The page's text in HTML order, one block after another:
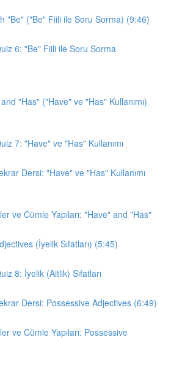
"Be" ("Be" Fiili ile Soru Sorma) (9:46)
6: "Be" Fiili ile Soru Sorma
"Has" ("Have" ve "Has" Kullanımı)
7: "Have" ve "Has" Kullanımı
Dersi: "Have" ve "Has" Kullanımı
ve Cümle Yapıları: "Have" and "Has"
(İyelik Sıfatları) (5:45)
8: İyelik (Aitlik) Sıfatları
Dersi: Possessive Adjectives (6:49)
ve Cümle Yapıları: Possessive